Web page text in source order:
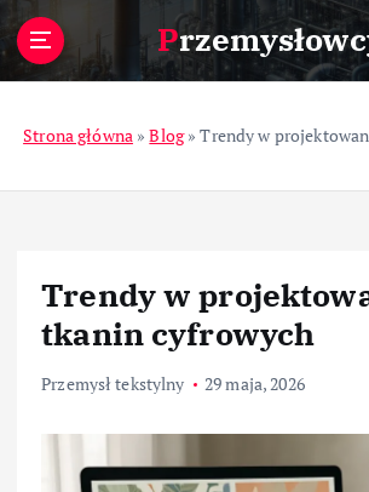
Strona główna»Blog»Trendy w
Trendy w
tkanin cyfrowych
Przemysł tekstylny 29 maja, 2026